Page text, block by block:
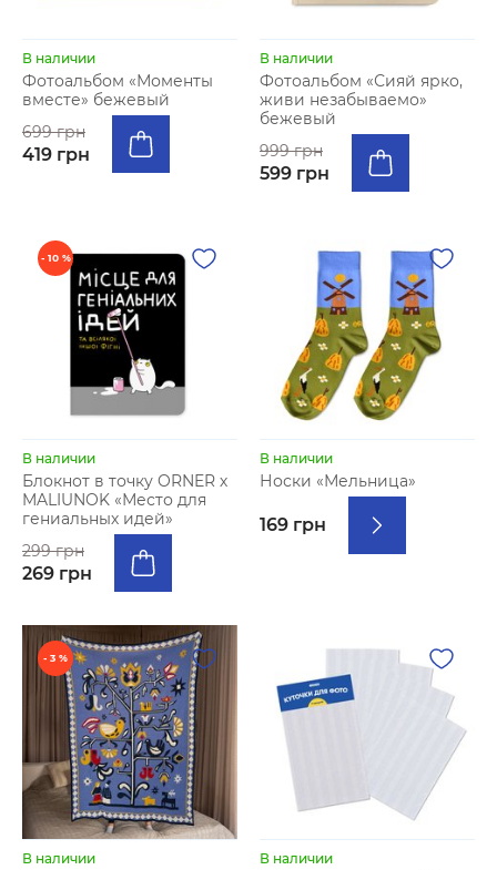
В наличии
Фотоальбом «Моменты
вместе» бежевый
699 грн
419 грн
В наличии
Фотоальбом «Сияй ярко,
живи незабываемо»
бежевый
999 грн
599 грн
- 10 %
В наличии
Блокнот в точку ORNER х
MALIUNOK «Место для
гениальных идей»
299 грн
269 грн
В наличии
Носки «Мельница»
169 грн
- 3 %
В наличии В наличии